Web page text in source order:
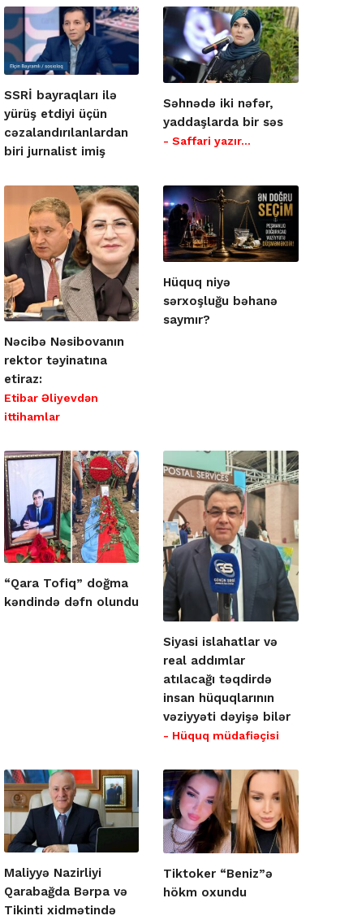
SSRİ bayraqları ilə
yürüş etdiyi üçün
cəzalandırılanlardan
biri jurnalist imiş
Səhnədə iki nəfər,
yaddaşlarda bir səs
- Saffari yazır…
Nəcibə Nəsibovanın
rektor təyinatına
etiraz:
Etibar Əliyevdən
ittihamlar
Hüquq niyə
sərxoşluğu bəhanə
saymır?
“Qara Tofiq” doğma
kəndində dəfn olundu
Siyasi islahatlar və
real addımlar
atılacağı təqdirdə
insan hüquqlarının
vəziyyəti dəyişə bilər
- Hüquq müdafiəçisi
Maliyyə Nazirliyi
Qarabağda Bərpa və
Tikinti xidmətində
Tiktoker “Beniz”ə
hökm oxundu